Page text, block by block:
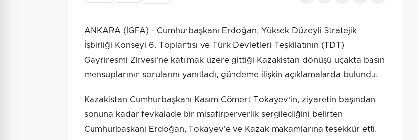
ANKARA (İGFA) - Cumhurbaşkanı Erdoğan, Yüksek Düzeyli Stratejik
İşbirliği Konseyi 6. Toplantısı ve Türk Devletleri Teşkilatının (TDT)
Gayriresmi Zirvesi'ne katılmak üzere gittiği Kazakistan dönüşü uçakta basın
mensuplarının sorularını yanıtladı, gündeme ilişkin açıklamalarda bulundu.
Kazakistan Cumhurbaşkanı Kasım Cömert Tokayev'in, ziyaretin başından
sonuna kadar fevkalade bir misafirperverlik sergilediğini belirten
Cumhurbaşkanı Erdoğan, Tokayev'e ve Kazak makamlarına teşekkür etti.